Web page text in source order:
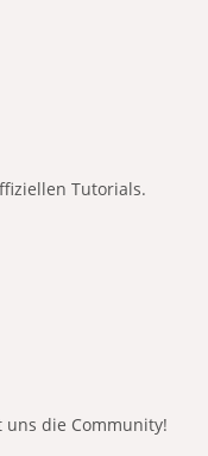
Tutorials.
die Community!